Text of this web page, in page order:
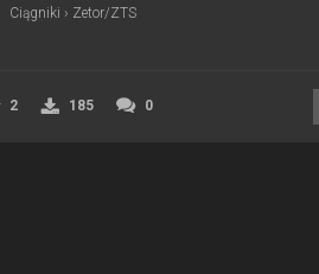
Ciągniki › Zetor/ZTS
2 185 0